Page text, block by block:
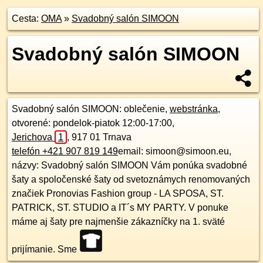
Cesta: OMA» Svadobný salón SIMOON
Svadobný salón SIMOON
Svadobný salón SIMOON : oblečenie, webstránka,
otvorené: pondelok-piatok 12:00-17:00,
Jerichova
1 , 917 01 Trnava
telefón +421 907 819 149email: simoon@simoon.eu,
názvy: Svadobný salón SIMOON Vám ponúka svadobné
šaty a spoločenské šaty od svetoznámych renomovaných
značiek Pronovias Fashion group - LA SPOSA, ST.
PATRICK, ST. STUDIO a IT´s MY PARTY. V ponuke
máme aj šaty pre najmenšie zákazníčky na 1. sväté
prijímanie. Sme